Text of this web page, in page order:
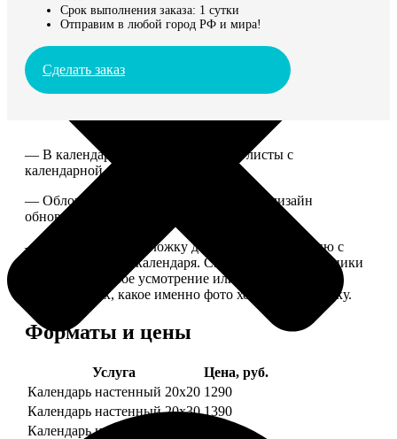
Срок выполнения заказа: 1 сутки
Отправим в любой город РФ и мира!
Сделать заказ
— В календаре 13 листов: обложка+листы с
календарной сеткой.
— Обложка для календаря стандартная, дизайн
обновляем каждый год.
— В кружочек на обложку добавляем фотографию с
одной из страниц календаря. Снимок наши сотрудники
выбирают на свое усмотрение или пишите в
комментариях, какое именно фото хотите на обложку.
Форматы и цены
Услуга
Цена, руб.
Календарь настенный 20х20 1290
Календарь настенный 20х30 1390
Календарь настенный 30х30